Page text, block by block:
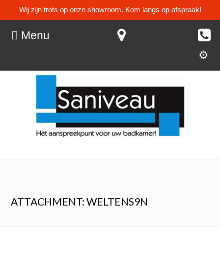
Wij zijn trots op onze showroom. Kom langs op afspraak!
Menu
ATTACHMENT: WELTENS9N